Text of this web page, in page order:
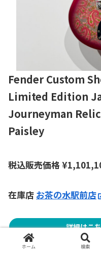
Fender Custom
Limited Edition
Journeyman
Paisley
税込販売価格¥
在庫店 お茶の水駅前店
詳細はこ
ホーム 検索